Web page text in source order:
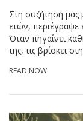
Στη συζήτησή μας
ετών, περιέγραψε
Όταν πηγαίνει
της, τις βρίσκει
READ NOW